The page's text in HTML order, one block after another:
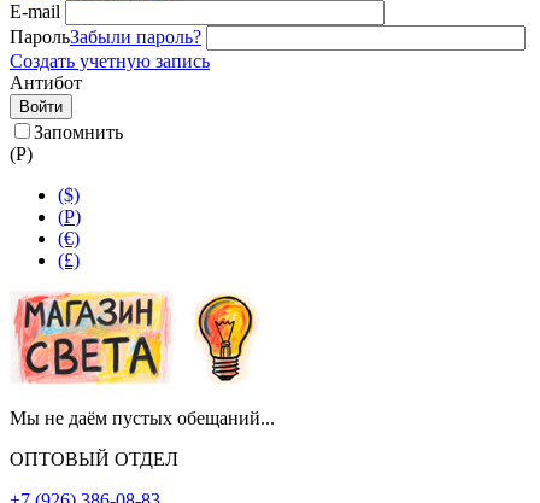
E-mail
ПарольЗабыли пароль?
Создать учетную запись
Антибот
Войти
Запомнить
(Р)
($)
(Р)
(€)
(£)
Мы не даём пустых обещаний...
ОПТОВЫЙ ОТДЕЛ